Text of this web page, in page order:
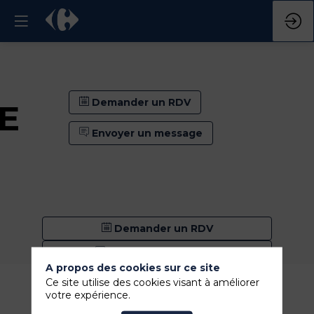
Demander un RDV
Envoyer un message
Demander un RDV
A propos des cookies sur ce site
Ce site utilise des cookies visant à améliorer
votre expérience.